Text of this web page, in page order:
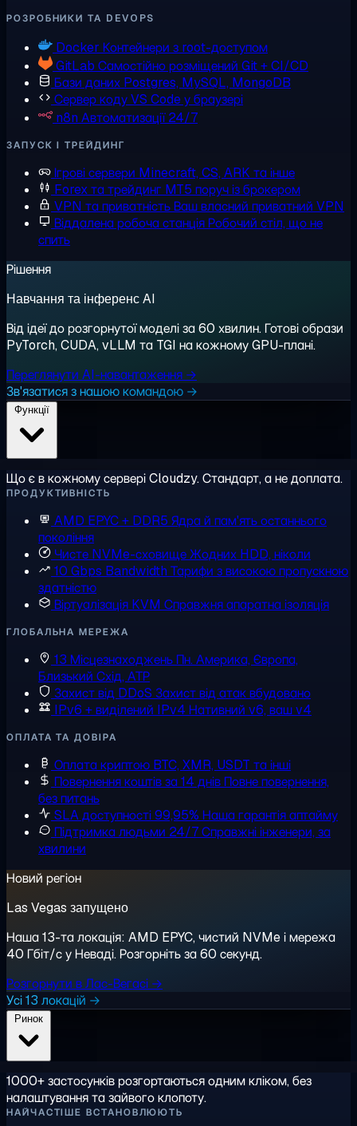
РОЗРОБНИКИ ТА DEVOPS
Docker Контейнери з root-доступом
GitLab Самостійно розміщений Git + CI/CD
Бази даних Postgres, MySQL, MongoDB
Сервер кодуVS Code у браузері
n8n Автоматизації 24/7
ЗАПУСК І ТРЕЙДИНГ
Ігрові сервери Minecraft, CS, ARK та інше
Forex та трейдинг MT5 поруч із брокером
VPN та приватністьВаш власний приватний VPN
Віддалена робоча станціяРобочий стіл, що не
спить
Рішення
Навчання та інференс AI
Від ідеї до розгорнутої моделі за 60 хвилин. Готові образи
PyTorch, CUDA, vLLM та TGI на кожному GPU-плані.
Переглянути AI-навантаження →
Зв'язатися з нашою командою →
Що є в кожному сервері Cloudzy. Стандарт, а не доплата.
ПРОДУКТИВНІСТЬ
AMD EPYC + DDR5 Ядра й пам'ять останнього
покоління
Чисте NVMe-сховищеЖодних HDD, ніколи
10 Gbps Bandwidth Тарифи з високою пропускною
здатністю
Віртуалізація KVM Справжня апаратна ізоляція
ГЛОБАЛЬНА МЕРЕЖА
13 Місцезнаходжень Пн. Америка, Європа,
Близький Схід, АТР
Захист від DDoS Захист від атак вбудовано
IPv6 + виділений IPv4 Нативний v6, ваш v4
ОПЛАТА ТА ДОВІРА
Оплата криптою BTC, XMR, USDT та інші
Повернення коштів за 14 днів Повне повернення,
без питань
SLA доступності 99,95% Наша гарантія аптайму
Підтримка людьми 24/7Справжні інженери, за
хвилини
Новий регіон
Las Vegas запущено
Наша 13-та локація: AMD EPYC, чистий NVMe і мережа
40 Гбіт/с у Неваді. Розгорніть за 60 секунд.
Розгорнути в Лас-Вегасі →
Усі 13 локацій →
1000+ застосунків розгортаються одним кліком, без
налаштування та зайвого клопоту.
НАЙЧАСТІШЕ ВСТАНОВЛЮЮТЬ